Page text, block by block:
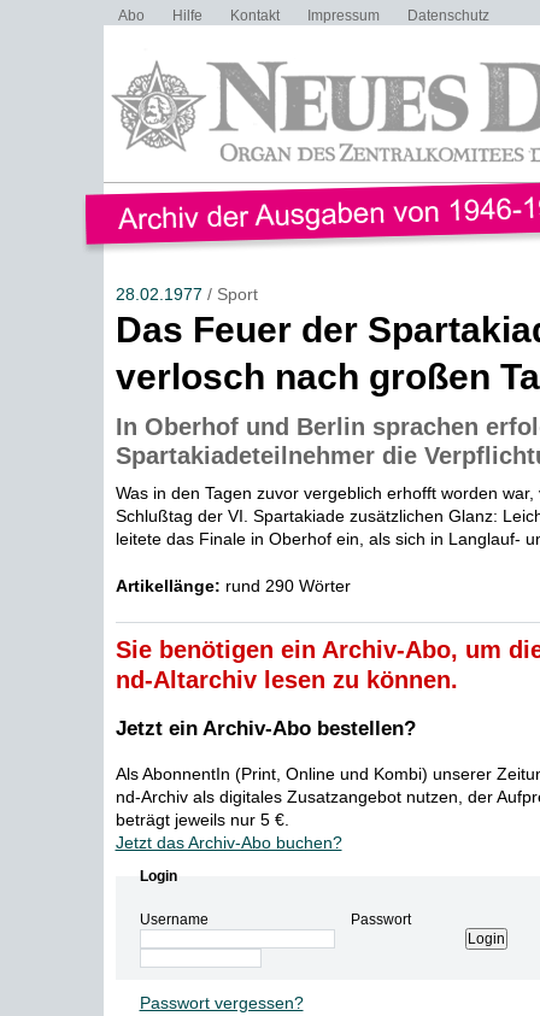
Abo Hilfe Kontakt Impressum Datenschutz
28.02.1977 / Sport
Das Feuer der
verlosch nach großen
In Oberhof und Berlin sprachen
Spartakiadeteilnehmer die
Was in den Tagen zuvor vergeblich erhofft worden war,
Schlußtag der VI. Spartakiade zusätzlichen Glanz:
leitete das Finale in Oberhof ein, als sich in Langlauf-
Artikellänge: rund 290 Wörter
Sie benötigen ein Archiv-Abo, um
nd-Altarchiv lesen zu können.
Jetzt ein Archiv-Abo bestellen?
Als AbonnentIn (Print, Online und Kombi) unserer
nd-Archiv als digitales Zusatzangebot nutzen, der
beträgt jeweils nur 5 €.
Jetzt das Archiv-Abo buchen?
Login
Username Passwort
Passwort vergessen?